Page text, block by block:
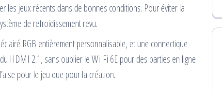
les jeux récents dans de bonnes conditions. Pour éviter la
de refroidissement revu.
RGB entièrement personnalisable, et une connectique
HDMI 2.1, sans oublier le Wi-Fi 6E pour des parties en ligne
pour le jeu que pour la création.